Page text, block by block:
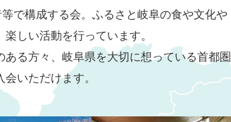
で構成する会。ふるさと岐阜の食や文化や
しい活動を行っています。
る方々、岐阜県を大切に想っている首都圏
いただけます。